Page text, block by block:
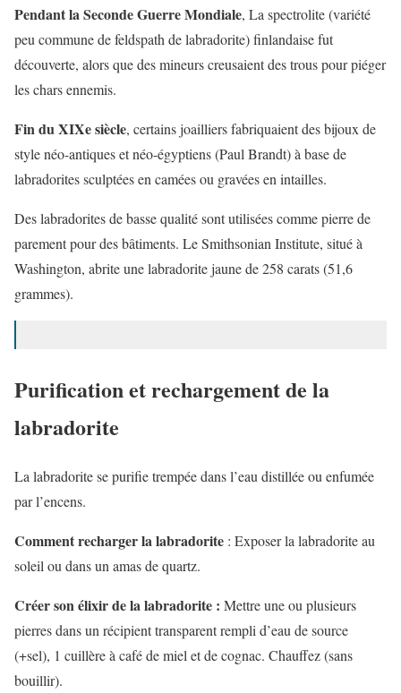
Pendant la Seconde Guerre Mondiale, La spectrolite (variété
peu commune de feldspath de labradorite) finlandaise fut
découverte, alors que des mineurs creusaient des trous pour piéger
les chars ennemis.
Fin du XIXe siècle, certains joailliers fabriquaient des bijoux de
style néo-antiques et néo-égyptiens (Paul Brandt) à base de
labradorites sculptées en camées ou gravées en intailles.
Des labradorites de basse qualité sont utilisées comme pierre de
parement pour des bâtiments. Le Smithsonian Institute, situé à
Washington, abrite une labradorite jaune de 258 carats (51,6
grammes).
Purification et rechargement de la
labradorite
La labradorite se purifie trempée dans l’eau distillée ou enfumée
par l’encens.
Comment recharger la labradorite : Exposer la labradorite au
soleil ou dans un amas de quartz.
Créer son élixir de la labradorite : Mettre une ou plusieurs
pierres dans un récipient transparent rempli d’eau de source
(+sel), 1 cuillère à café de miel et de cognac. Chauffez (sans
bouillir).